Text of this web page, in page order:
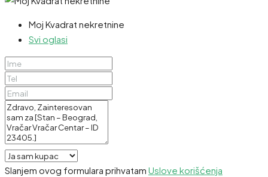
Moj Kvadrat nekretnine
Svi oglasi
Slanjem ovog formulara prihvatam Uslove korišćenja